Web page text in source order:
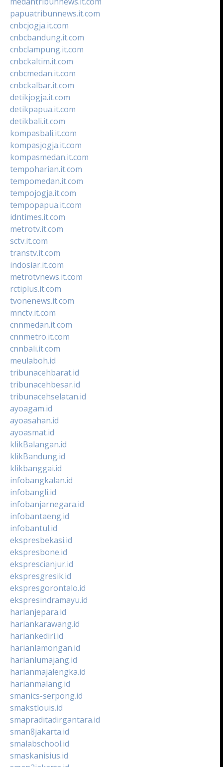
papuatribunnews.it.com
cnbcjogja.it.com
cnbcbandung.it.com
cnbclampung.it.com
cnbckaltim.it.com
cnbcmedan.it.com
cnbckalbar.it.com
detikjogja.it.com
detikpapua.it.com
detikbali.it.com
kompasbali.it.com
kompasjogja.it.com
kompasmedan.it.com
tempoharian.it.com
tempomedan.it.com
tempojogja.it.com
tempopapua.it.com
idntimes.it.com
metrotv.it.com
sctv.it.com
transtv.it.com
indosiar.it.com
metrotvnews.it.com
rctiplus.it.com
tvonenews.it.com
mnctv.it.com
cnnmedan.it.com
cnnmetro.it.com
cnnbali.it.com
meulaboh.id
tribunacehbarat.id
tribunacehbesar.id
tribunacehselatan.id
ayoagam.id
ayoasahan.id
ayoasmat.id
klikBalangan.id
klikBandung.id
klikbanggai.id
infobangkalan.id
infobangli.id
infobanjarnegara.id
infobantaeng.id
infobantul.id
ekspresbekasi.id
ekspresbone.id
eksprescianjur.id
ekspresgresik.id
ekspresgorontalo.id
ekspresindramayu.id
harianjepara.id
hariankarawang.id
hariankediri.id
harianlamongan.id
harianlumajang.id
harianmajalengka.id
harianmalang.id
smanics-serpong.id
smakstlouis.id
smapraditadirgantara.id
sman8jakarta.id
smalabschool.id
smaskanisius.id